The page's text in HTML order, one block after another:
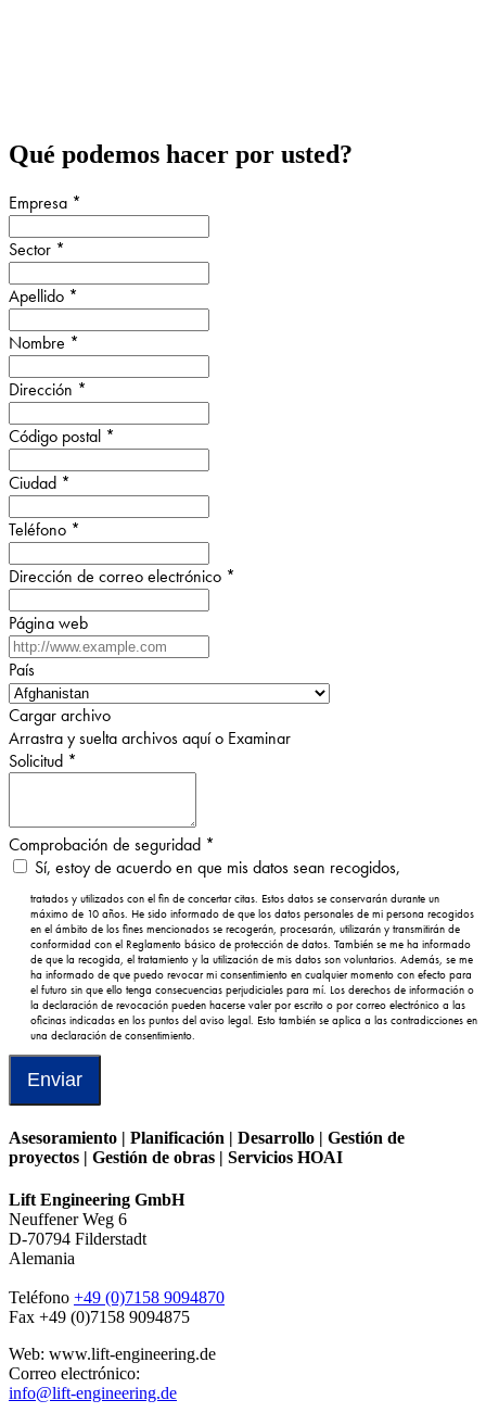
Qué podemos hacer por usted?
Empresa *
Sector *
Apellido *
Nombre *
Dirección *
Código postal *
Ciudad *
Teléfono *
Dirección de correo electrónico *
Página web
País
Cargar archivo
Arrastra y suelta archivos aquí o Examinar
Solicitud *
Comprobación de seguridad *
Sí, estoy de acuerdo en que mis datos sean recogidos,
tratados y utilizados con el fin de concertar citas. Estos datos se conservarán durante un
máximo de 10 años. He sido informado de que los datos personales de mi persona recogidos
en el ámbito de los fines mencionados se recogerán, procesarán, utilizarán y transmitirán de
conformidad con el Reglamento básico de protección de datos. También se me ha informado
de que la recogida, el tratamiento y la utilización de mis datos son voluntarios. Además, se me
ha informado de que puedo revocar mi consentimiento en cualquier momento con efecto para
el futuro sin que ello tenga consecuencias perjudiciales para mí. Los derechos de información o
la declaración de revocación pueden hacerse valer por escrito o por correo electrónico a las
oficinas indicadas en los puntos del aviso legal. Esto también se aplica a las contradicciones en
una declaración de consentimiento.
Enviar
Asesoramiento | Planificación | Desarrollo | Gestión de
proyectos | Gestión de obras | Servicios HOAI
Lift Engineering GmbH
Neuffener Weg 6
D-70794 Filderstadt
Alemania
Teléfono +49 (0)7158 9094870
Fax +49 (0)7158 9094875
Web: www.lift-engineering.de
Correo electrónico:
info@lift-engineering.de